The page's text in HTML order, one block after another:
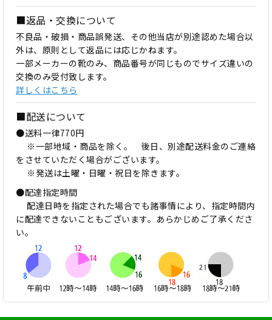
■返品・交換について
不良品・破損・商品誤発送、その他当店が別途認めた場合以
外は、原則として返品には応じかねます。
一部メーカーの靴のみ、商品番号が同じものでサイズ違いの
交換のみ受付致します。
詳しくはこちら
■配送について
●送料一律770円
※一部地域・商品を除く。 後日、別途配送料金のご連絡
をさせていただく場合がございます。
※発送は土曜・日曜・祝日を除きます。
●配達指定時間
配達日時を指定された場合でも諸事情により、指定時間内
に配達できないこともございます。あらかじめご了承くださ
い。